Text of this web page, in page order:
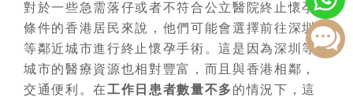
對於一些急需落仔或者不符合公立醫院終止懷孕
條件的香港居民來說，他們可能會選擇前往深圳
等鄰近城市進行終止懷孕手術。這是因為深圳等
城市的醫療資源也相對豐富，而且與香港相鄰，
交通便利。在工作日患者數量不多 的情況下，這